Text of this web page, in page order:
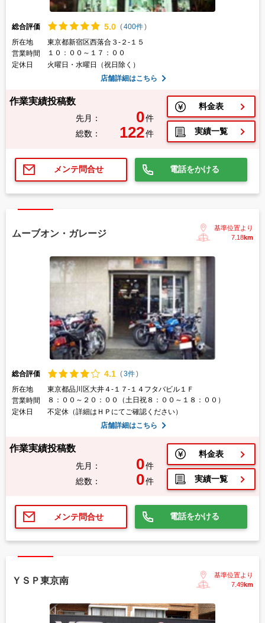
総合評価 5.0 (400件)
所在地
東京都新宿区西落合３-２-１５
営業時間
１０：００～１７：００
定休日
火曜日・水曜日（祝日除く）
店舗詳細はこちら
作業実績投稿数
先月： 0件
総数：
122件
料金表
実績一覧
メンテ問合せ 電話をかける
ムーブオン・ガレージ
基準位置より
7.18km
総合評価 4.1 (3件)
所在地
東京都品川区大井４-１７-１４フタバビル１Ｆ
営業時間
８：００～２０：００（土日祝８：００～１８：００）
定休日
不定休（詳細はＨＰにてご確認ください）
店舗詳細はこちら
作業実績投稿数
先月： 0件
総数：
0件
料金表
実績一覧
メンテ問合せ 電話をかける
ＹＳＰ東京南
基準位置より
7.49km